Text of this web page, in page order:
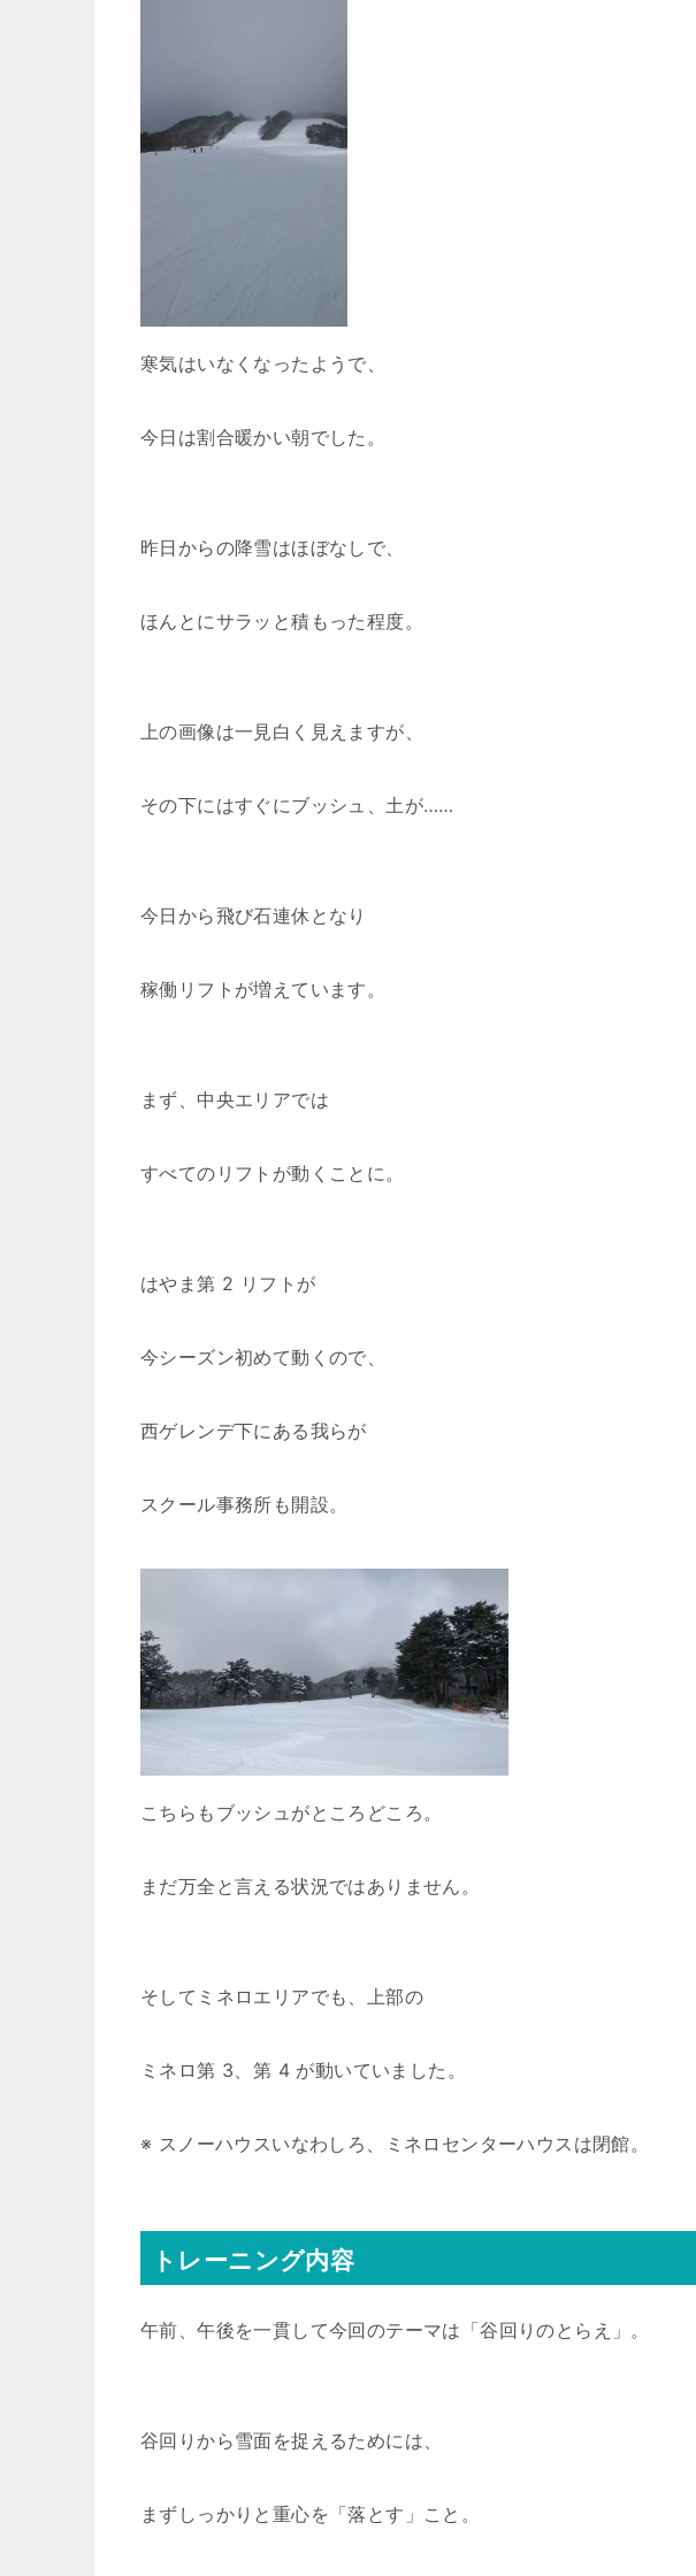
寒気はいなくなったようで、
今日は割合暖かい朝でした。
昨日からの降雪はほぼなしで、
ほんとにサラッと積もった程度。
上の画像は一見白く見えますが、
その下にはすぐにブッシュ、土が……
今日から飛び石連休となり
稼働リフトが増えています。
まず、中央エリアでは
すべてのリフトが動くことに。
はやま第 2 リフトが
今シーズン初めて動くので、
西ゲレンデ下にある我らが
スクール事務所も開設。
こちらもブッシュがところどころ。
まだ万全と言える状況ではありません。
そしてミネロエリアでも、上部の
ミネロ第 3、第 4 が動いていました。
※ スノーハウスいなわしろ、ミネロセンターハウスは閉館。
トレーニング内容
午前、午後を一貫して今回のテーマは「谷回りのとらえ」。
谷回りから雪面を捉えるためには、
まずしっかりと重心を「落とす」こと。